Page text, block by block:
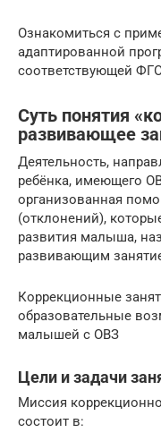
Ознакомиться с
адаптированной
соответствующей
Суть понятия
развивающее
Деятельность,
ребёнка, имеющего
организованная
(отклонений),
развития малыша,
развивающим
Коррекционные
образовательные
малышей с ОВЗ
Цели и задачи
Миссия
состоит в: